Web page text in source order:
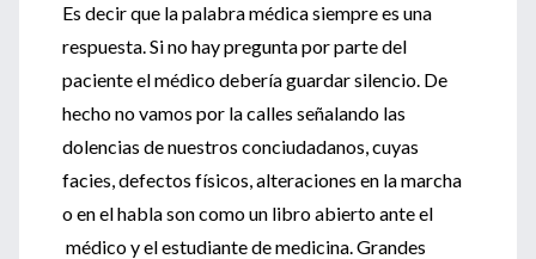
Es decir que la palabra médica siempre es una
respuesta. Si no hay pregunta por parte del
paciente el médico debería guardar silencio. De
hecho no vamos por la calles señalando las
dolencias de nuestros conciudadanos, cuyas
facies, defectos físicos, alteraciones en la marcha
o en el habla son como un libro abierto ante el
médico y el estudiante de medicina. Grandes